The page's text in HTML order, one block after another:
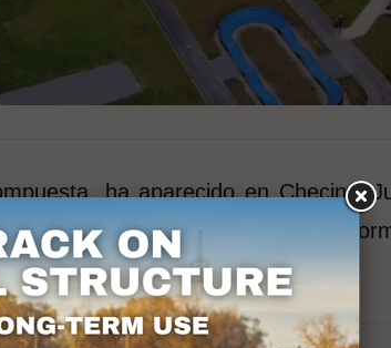
ha aparecido en Chęciny.
siglo XXI. Para obtener más